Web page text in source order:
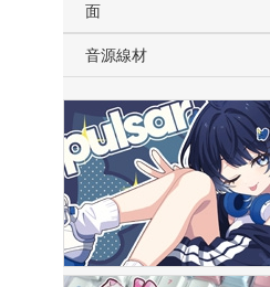
面
音源線材